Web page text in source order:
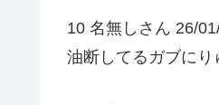
10 名無しさん 26/
油断してるガブに